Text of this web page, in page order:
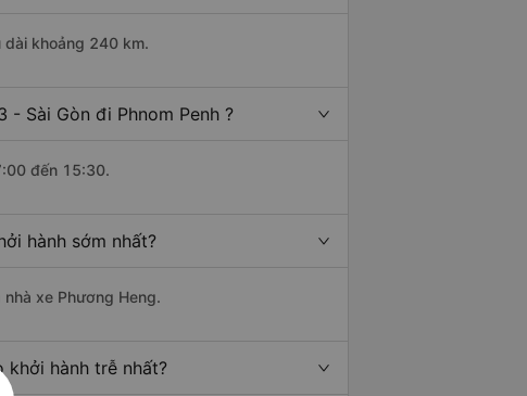
dài khoảng 240 km.
- Sài Gòn đi Phnom Penh ?
đến 15:30.
hành sớm nhất?
xe Phương Heng.
khởi hành trễ nhất?